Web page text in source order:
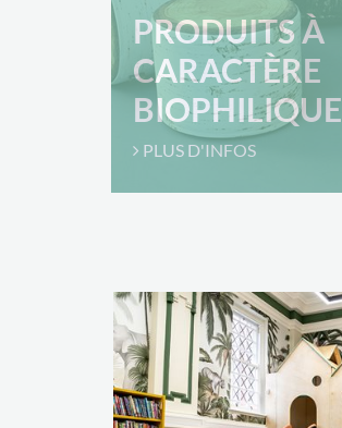
PRODUITS À
CARACTÈRE
BIOPHILIQUE
PLUS D'INFOS